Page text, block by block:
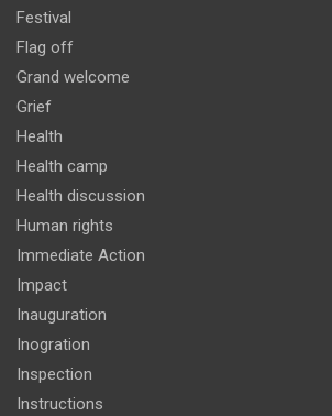
Festival
Flag off
Grand welcome
Grief
Health
Health camp
Health discussion
Human rights
Immediate Action
Impact
Inauguration
Inogration
Inspection
Instructions